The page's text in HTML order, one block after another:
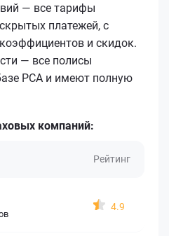
— все тарифы
платежей, с
и скидок.
— все полисы
РСА и имеют полную
компаний:
Рейтинг
4.9